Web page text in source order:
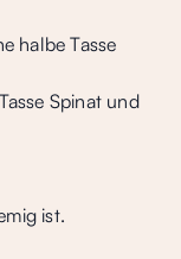
halbe Tasse
Spinat und
ist.